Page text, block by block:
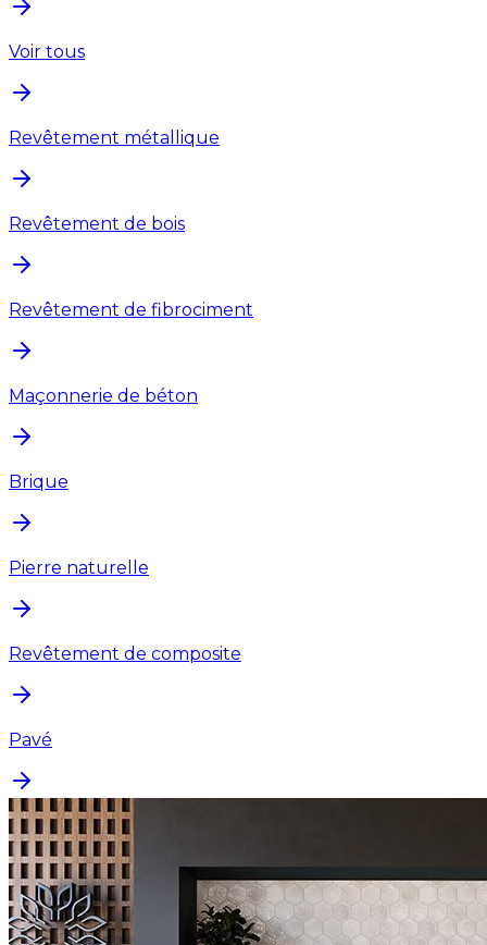
Voir tous
Revêtement métallique
Revêtement de bois
Revêtement de fibrociment
Maçonnerie de béton
Brique
Pierre naturelle
Revêtement de composite
Pavé